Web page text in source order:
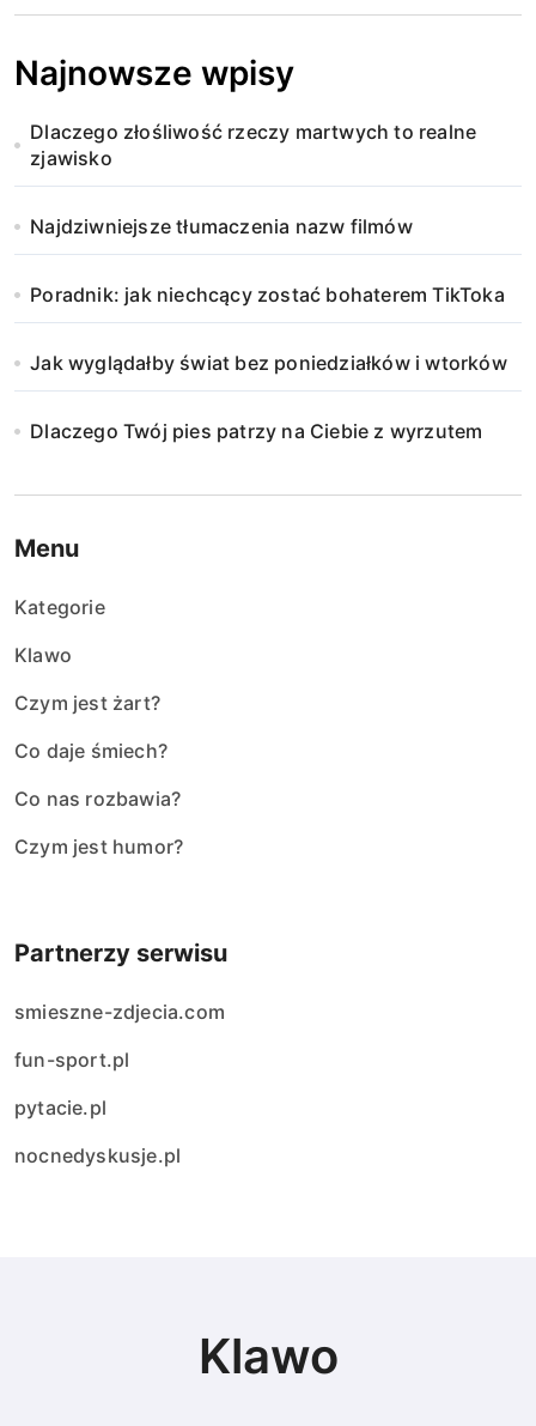
Najnowsze wpisy
Dlaczego złośliwość rzeczy martwych to realne
zjawisko
Najdziwniejsze tłumaczenia nazw filmów
Poradnik: jak niechcący zostać bohaterem TikToka
Jak wyglądałby świat bez poniedziałków i wtorków
Dlaczego Twój pies patrzy na Ciebie z wyrzutem
Menu
Kategorie
Klawo
Czym jest żart?
Co daje śmiech?
Co nas rozbawia?
Czym jest humor?
Partnerzy serwisu
smieszne-zdjecia.com
fun-sport.pl
pytacie.pl
nocnedyskusje.pl
Klawo